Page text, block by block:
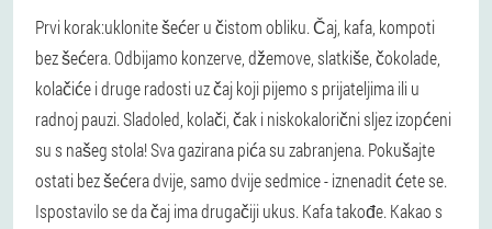
Prvi korak:uklonite šećer u čistom obliku. Čaj, kafa, kompoti
bez šećera. Odbijamo konzerve, džemove, slatkiše, čokolade,
kolačiće i druge radosti uz čaj koji pijemo s prijateljima ili u
radnoj pauzi. Sladoled, kolači, čak i niskokalorični sljez izopćeni
su s našeg stola! Sva gazirana pića su zabranjena. Pokušajte
ostati bez šećera dvije, samo dvije sedmice - iznenadit ćete se.
Ispostavilo se da čaj ima drugačiji ukus. Kafa takođe. Kakao s